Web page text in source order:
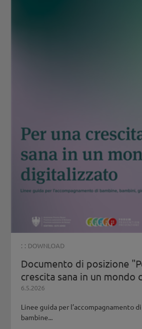
: : DOWNLOAD
Documento di posizione
crescita sana in un mondo
6.5.2026
Linee guida per l’accompagnamento
bambine...